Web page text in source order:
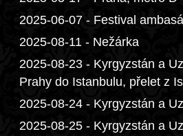
2025-06-07 - Festival
2025-08-11 - Nežárka
2025-08-23 - Kyrgyzstán a
Prahy do Istanbulu, přelet z
2025-08-24 - Kyrgyzstán a
2025-08-25 - Kyrgyzstán a